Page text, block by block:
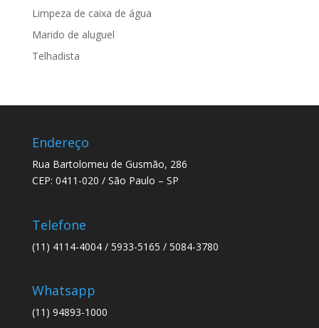
Limpeza de caixa de água
Marido de aluguel
Telhadista
Endereço
Rua Bartolomeu de Gusmão, 286
CEP: 0411-020 / São Paulo – SP
Telefone
(11) 4114-4004 / 5933-5165 / 5084-3780
Whatsapp
(11) 94893-1000